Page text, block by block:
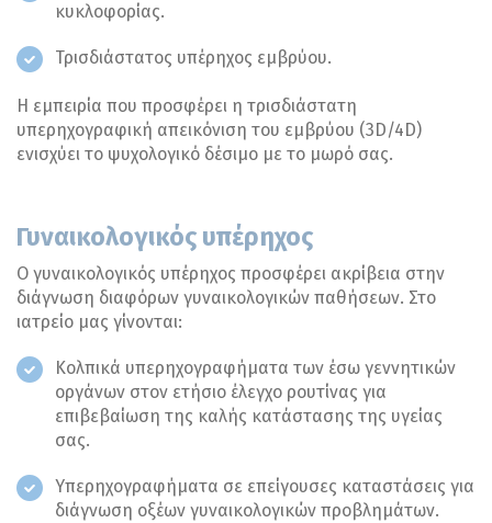
κυκλοφορίας.
Τρισδιάστατος υπέρηχος εμβρύου.
Η εμπειρία που προσφέρει η τρισδιάστατη
υπερηχογραφική απεικόνιση του εμβρύου (3D/4D)
ενισχύει το ψυχολογικό δέσιμο με το μωρό σας.
Γυναικολογικός υπέρηχος
Ο γυναικολογικός υπέρηχος προσφέρει ακρίβεια στην
διάγνωση διαφόρων γυναικολογικών παθήσεων. Στο
ιατρείο μας γίνονται:
Κολπικά υπερηχογραφήματα των έσω γεννητικών
οργάνων στον ετήσιο έλεγχο ρουτίνας για
επιβεβαίωση της καλής κατάστασης της υγείας
σας.
Υπερηχογραφήματα σε επείγουσες καταστάσεις για
διάγνωση οξέων γυναικολογικών προβλημάτων.